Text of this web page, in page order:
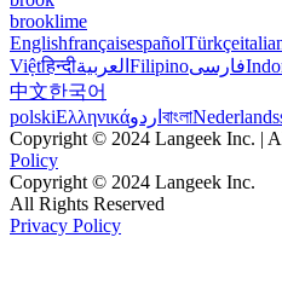
brooklime
EnglishfrançaisespañolTürkçe
Việtहिन्दीالعربية Filipinoفارسی
中文한국어
polskiΕλληνικάاردو বাংলাNederlands
Copyright © 2024 Langeek Inc. |
Policy
Copyright © 2024 Langeek Inc.
All Rights Reserved
Privacy Policy